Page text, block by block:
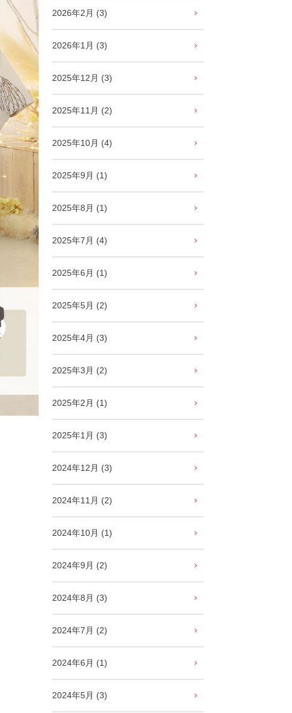
2026年2月 (3)
2026年1月 (3)
2025年12月 (3)
2025年11月 (2)
2025年10月 (4)
2025年9月 (1)
2025年8月 (1)
2025年7月 (4)
2025年6月 (1)
2025年5月 (2)
2025年4月 (3)
2025年3月 (2)
2025年2月 (1)
2025年1月 (3)
2024年12月 (3)
2024年11月 (2)
2024年10月 (1)
2024年9月 (2)
2024年8月 (3)
2024年7月 (2)
2024年6月 (1)
2024年5月 (3)